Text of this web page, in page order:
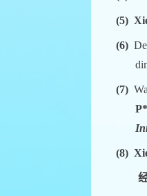
(5)
(6)
(7)
P*
(8)